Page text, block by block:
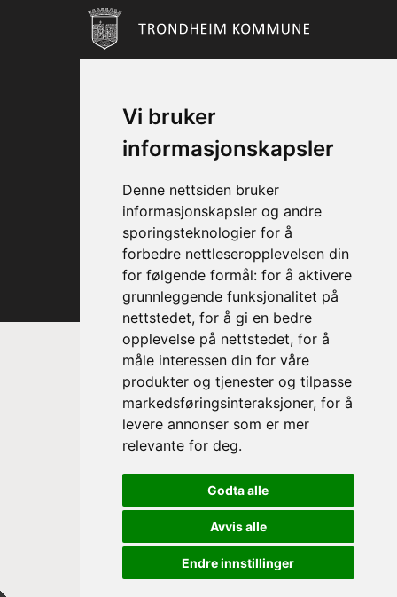
Vi bruker
informasjonskapsler
Denne nettsiden bruker
informasjonskapsler og andre
sporingsteknologier for å
forbedre nettleseropplevelsen din
for følgende formål: for å aktivere
grunnleggende funksjonalitet på
nettstedet, for å gi en bedre
opplevelse på nettstedet, for å
måle interessen din for våre
produkter og tjenester og tilpasse
markedsføringsinteraksjoner, for å
levere annonser som er mer
relevante for deg.
Godta alle
Avvis alle
Endre innstillinger
Prinsesse Astrid, fru Ferner
Trondheim Symfoniorkester & Opera
sin høye beskytter